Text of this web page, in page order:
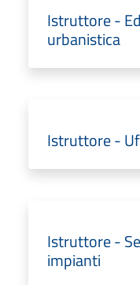
Istruttore -
urbanistica
Istruttore -
Istruttore -
impianti